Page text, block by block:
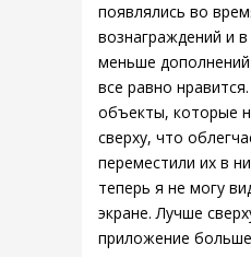
появлялись во
вознаграждений и
меньше
все равно
объекты, которые
сверху, что
переместили их в
теперь я не могу
экране. Лучше
приложение